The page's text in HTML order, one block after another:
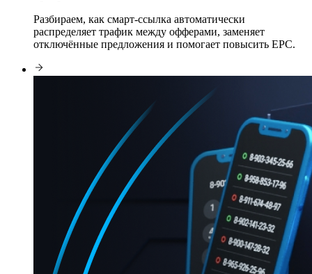
Разбираем, как смарт-ссылка автоматически
распределяет трафик между офферами, заменяет
отключённые предложения и помогает повысить EPC.